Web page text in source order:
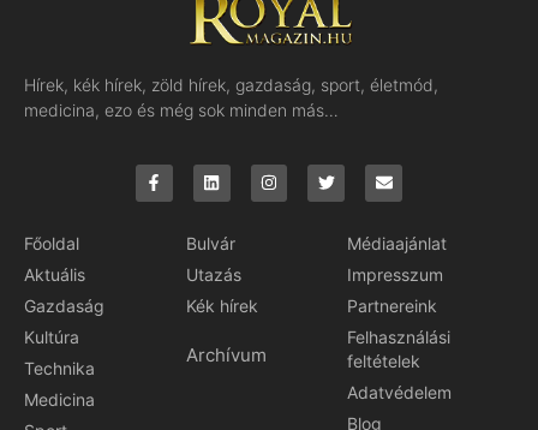
Hírek, kék hírek, zöld hírek, gazdaság, sport, életmód,
medicina, ezo és még sok minden más…
Főoldal
Aktuális
Gazdaság
Kultúra
Technika
Medicina
Bulvár
Utazás
Kék hírek
Archívum
Médiaajánlat
Impresszum
Partnereink
Felhasználási
feltételek
Adatvédelem
Blog